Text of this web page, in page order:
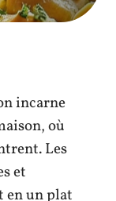
incarne
où
Les
et
en un plat